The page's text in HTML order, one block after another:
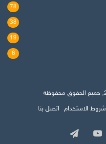
78
38
19
6
شروط الاستخدام اتصل بنا
‫YouTube